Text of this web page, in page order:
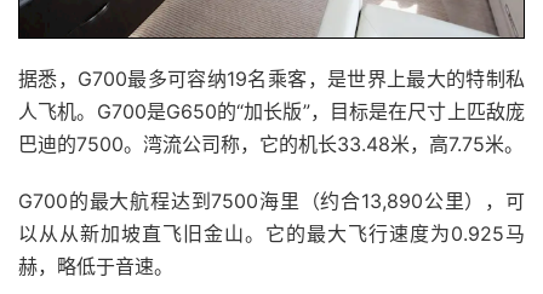
据悉，G700最多可容纳19名乘客，是世界上最大的特制私
人飞机。G700是G650的“加长版”，目标是在尺寸上匹敌庞
巴迪的7500。湾流公司称，它的机长33.48米，高7.75米。
G700的最大航程达到7500海里（约合13,890公里），可
以从从新加坡直飞旧金山。它的最大飞行速度为0.925马
赫，略低于音速。